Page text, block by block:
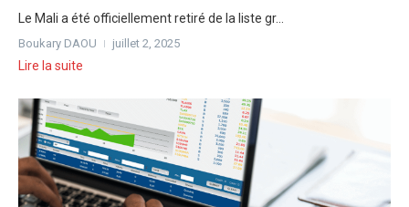
Le Mali a été officiellement retiré de la liste gr...
Boukary DAOU juillet 2, 2025
Lire la suite